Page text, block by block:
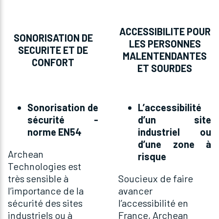
SONORISATION DE
SECURITE ET DE
CONFORT
ACCESSIBILITE POUR
LES PERSONNES
MALENTENDANTES
ET SOURDES
Sonorisation de
sécurité -
norme EN54
Archean
Technologies est
très sensible à
l’importance de la
sécurité des sites
industriels ou à
L’accessibilité
d’un site
industriel ou
d’une zone à
risque
Soucieux de faire
avancer
l’accessibilité en
France, Archean